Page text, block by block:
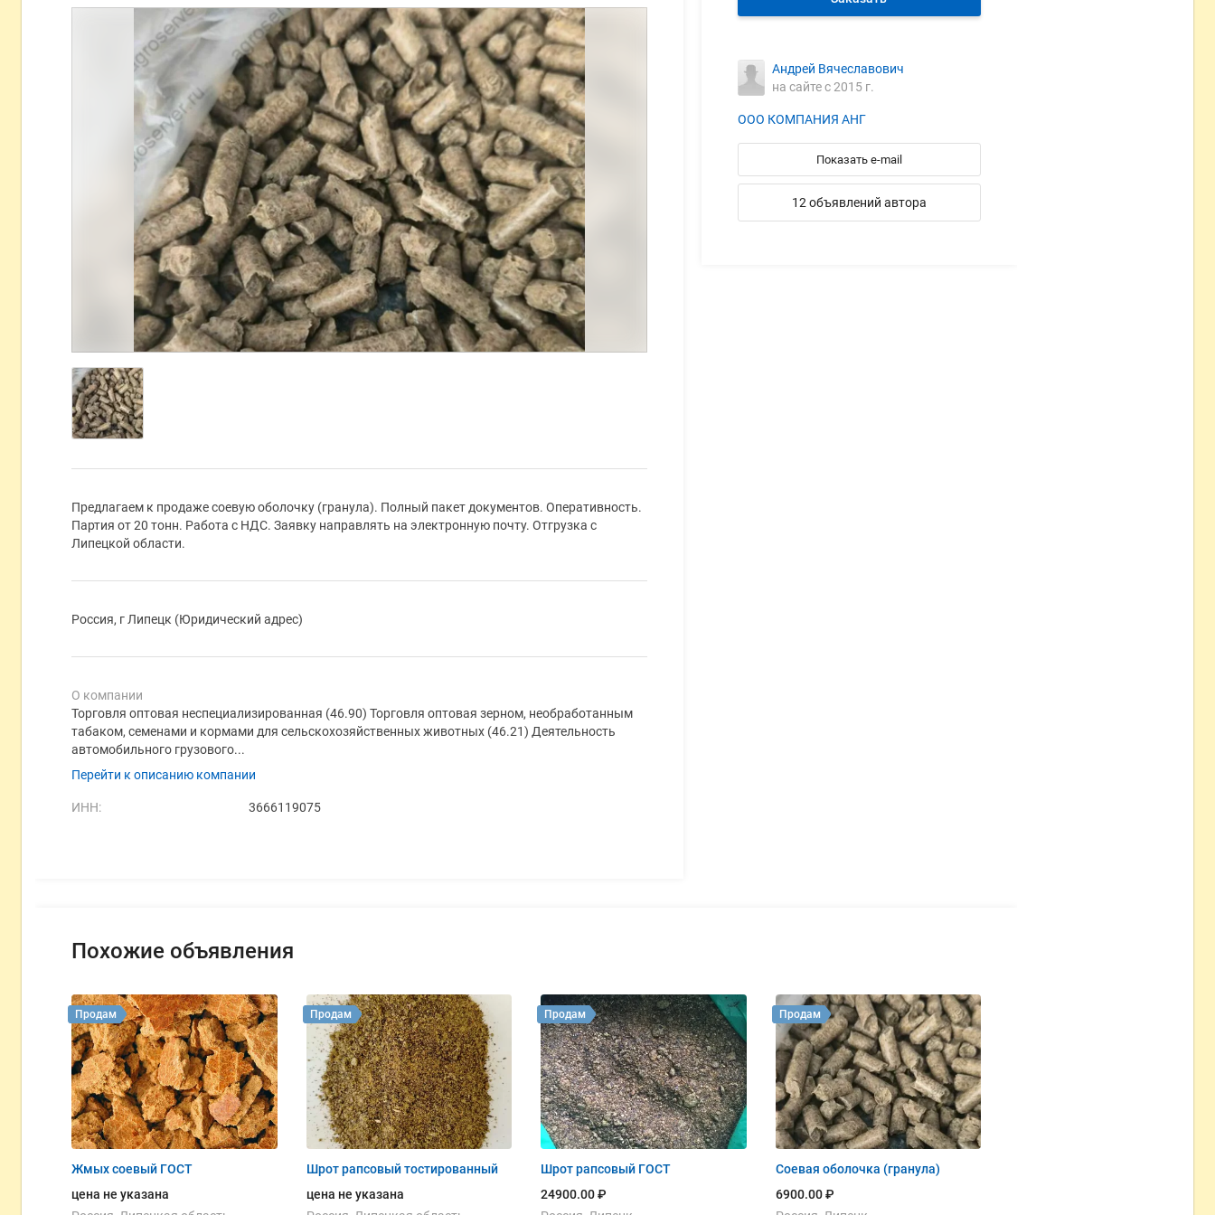
Предлагаем к продаже соевую оболочку (гранула). Полный пакет документов. Оперативность.
Партия от 20 тонн. Работа с НДС. Заявку направлять на электронную почту. Отгрузка с
Липецкой области.
Россия, г Липецк (Юридический адрес)
О компании
Торговля оптовая неспециализированная (46.90) Торговля оптовая зерном, необработанным
табаком, семенами и кормами для сельскохозяйственных животных (46.21) Деятельность
автомобильного грузового...
Перейти к описанию компании
ИНН: 3666119075
Андрей Вячеславович
на сайте с 2015 г.
ООО КОМПАНИЯ АНГ
Показать e-mail
12 объявлений автора
Похожие объявления
Жмых соевый ГОСТ
цена не указана
Продам
Шрот рапсовый тостированный
цена не указана
Продам
Шрот рапсовый ГОСТ
24900.00 ₽
Продам
Соевая оболочка (гранула)
6900.00 ₽
Продам